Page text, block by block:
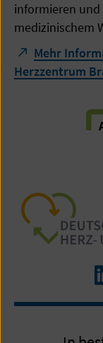
informieren
medizinischem
Mehr
Herzzentrum